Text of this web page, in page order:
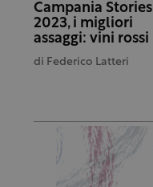
Campania Stories
2023, i migliori
assaggi: vini rossi
di Federico Latteri